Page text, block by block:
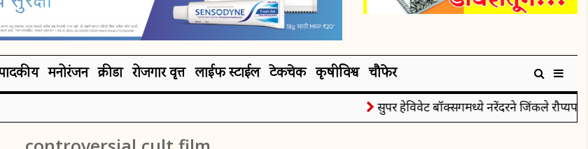
मनोरंजन क्रीडा रोजगार वृत्त लाईफ स्टाईल टेकचेक कृषीविश्व चौफेर
सुपर हेविवेट बॉक्सिंगमध्ये नरेंदरने जिंकले रौप्यपदक